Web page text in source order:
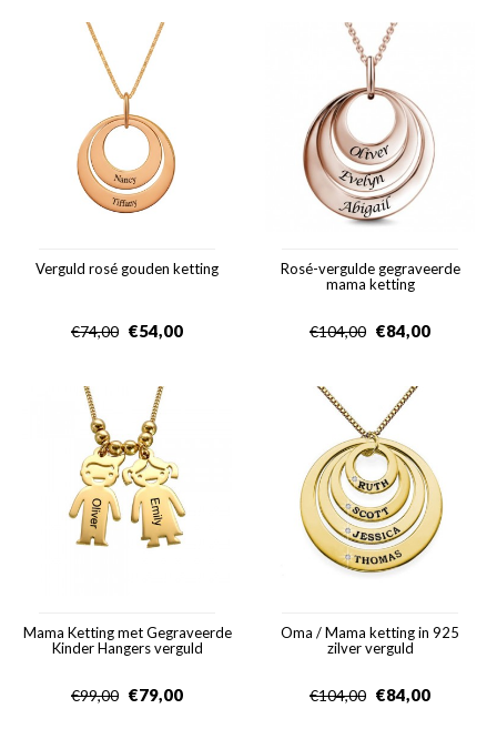
Verguld rosé gouden ketting
€74,00 €54,00
Rosé-vergulde gegraveerde
mama ketting
€104,00 €84,00
Mama Ketting met Gegraveerde
Kinder Hangers verguld
€99,00 €79,00
Oma / Mama ketting in 925
zilver verguld
€104,00 €84,00